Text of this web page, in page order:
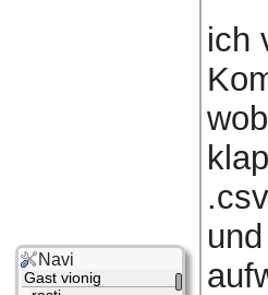
ich
Navi
Gast vionig